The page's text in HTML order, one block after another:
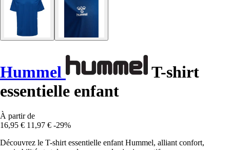
Hummel
T-shirt
essentielle enfant
À partir de
16,95 € 11,97 € -29%
Découvrez le T-shirt essentielle enfant Hummel, alliant confort,